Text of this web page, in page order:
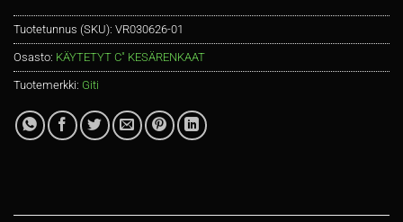
Tuotetunnus (SKU): VR030626-01
Osasto: KÄYTETYT C" KESÄRENKAAT
Tuotemerkki: Giti